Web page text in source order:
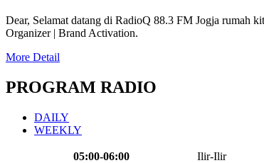
Dear, Selamat datang di RadioQ 88.3 FM Jogja rumah
Organizer | Brand Activation.
More Detail
PROGRAM RADIO
DAILY
WEEKLY
05:00-06:00
Ilir-Ilir